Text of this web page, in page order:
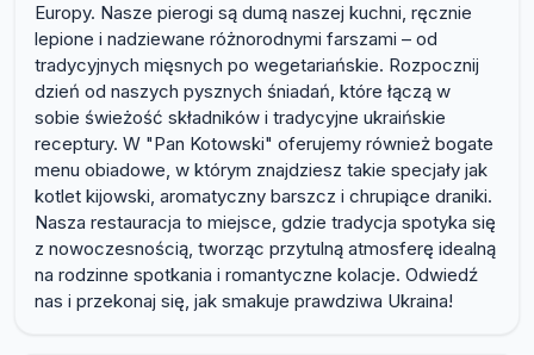
Europy. Nasze pierogi są dumą naszej kuchni, ręcznie
lepione i nadziewane różnorodnymi farszami – od
tradycyjnych mięsnych po wegetariańskie. Rozpocznij
dzień od naszych pysznych śniadań, które łączą w
sobie świeżość składników i tradycyjne ukraińskie
receptury. W "Pan Kotowski" oferujemy również bogate
menu obiadowe, w którym znajdziesz takie specjały jak
kotlet kijowski, aromatyczny barszcz i chrupiące draniki.
Nasza restauracja to miejsce, gdzie tradycja spotyka się
z nowoczesnością, tworząc przytulną atmosferę idealną
na rodzinne spotkania i romantyczne kolacje. Odwiedź
nas i przekonaj się, jak smakuje prawdziwa Ukraina!